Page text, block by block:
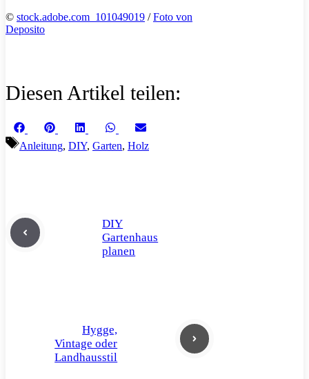
© stock.adobe.com_101049019 /Foto von
Deposito
Diesen Artikel teilen:
Share
on
FacebookShare
Pinterest Share
on
LinkedInShare
on
WhatsApp
Share
Schlagwörter
Anleitung, DIY, Garten, Holz
DIY
Gartenhaus
planen
Hygge,
Vintage oder
Landhausstil